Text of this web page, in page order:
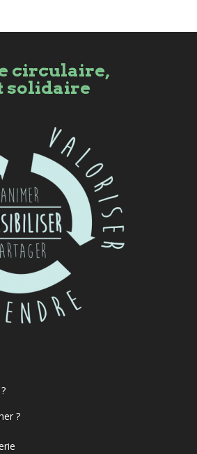
circulaire,
solidaire
?